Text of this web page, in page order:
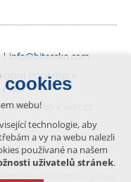
| info@bitessko.com
PODMÍNKY
GIS
VYTVOŘENO V XART.CZ
právem, které
a fotografií z této podoby
cookies
webu!
technologie, aby
a vy na webu nalezli
používané na našem
uživatelů stránek.